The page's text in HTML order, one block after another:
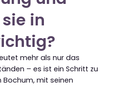
in
mehr als nur das
– es ist ein Schritt zu
Bochum, mit seinen